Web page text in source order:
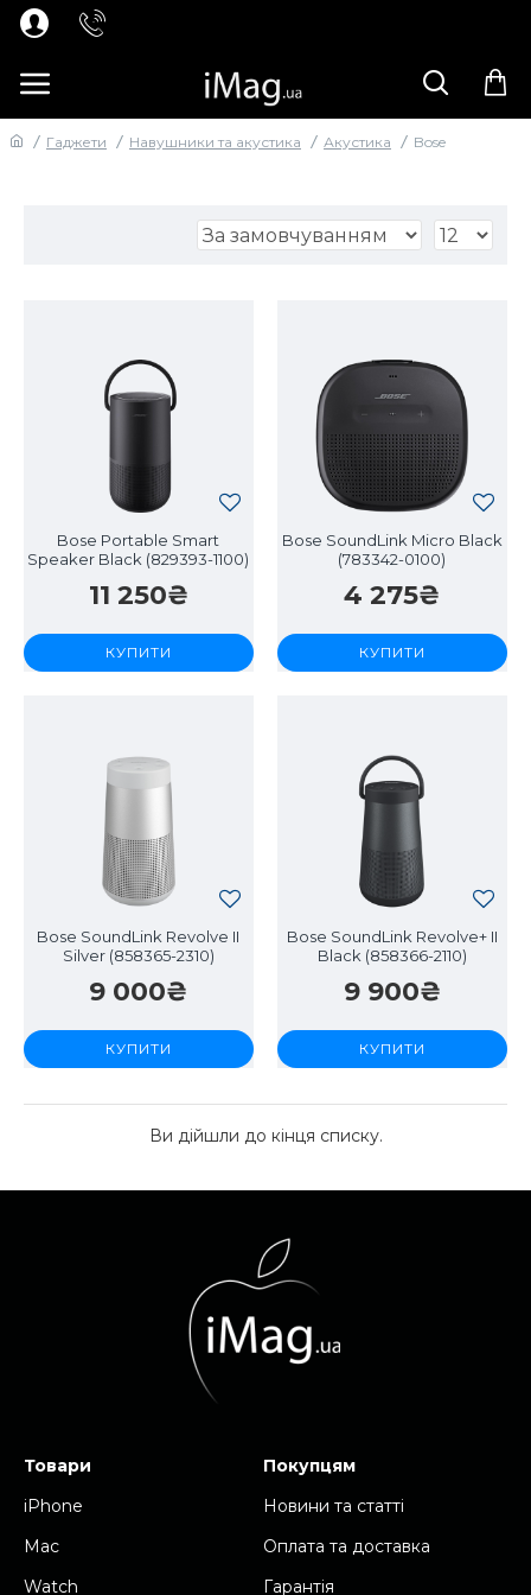
Гаджети Навушники та акустика Акустика Bose
Bose Portable Smart
Speaker Black (829393-1100)
11 250₴
КУПИТИ
Bose SoundLink Micro Black
(783342-0100)
4 275₴
КУПИТИ
Bose SoundLink Revolve II
Silver (858365-2310)
9 000₴
КУПИТИ
Bose SoundLink Revolve+ II
Black (858366-2110)
9 900₴
КУПИТИ
Ви дійшли до кінця списку.
Товари
iPhone
Mac
Watch
Покупцям
Новини та cтатті
Оплата та доставка
Гарантія